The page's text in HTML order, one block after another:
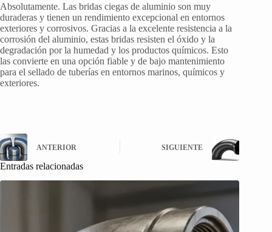
Absolutamente. Las bridas ciegas de aluminio son muy
duraderas y tienen un rendimiento excepcional en entornos
exteriores y corrosivos. Gracias a la excelente resistencia a la
corrosión del aluminio, estas bridas resisten el óxido y la
degradación por la humedad y los productos químicos. Esto
las convierte en una opción fiable y de bajo mantenimiento
para el sellado de tuberías en entornos marinos, químicos y
exteriores.
ANTERIOR SIGUIENTE
Entradas relacionadas